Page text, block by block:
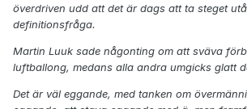
överdriven udd att det är dags att ta steget
definitionsfråga.
Martin Luuk sade någonting om att sväva
luftballong, medans alla andra umgicks glatt
Det är väl eggande, med tanken om